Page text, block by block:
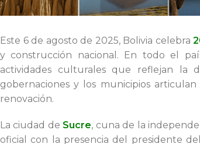
Este 6 de agosto de 2025, Bolivia celebra
y construcción nacional. En todo el
actividades culturales que reflejan la
gobernaciones y los municipios
renovación.
La ciudad de Sucre, cuna de la
oficial con la presencia del presidente